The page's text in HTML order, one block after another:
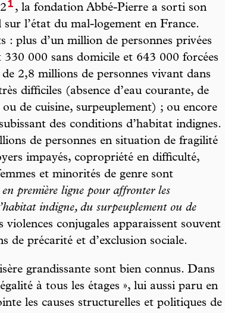
1 , la fondation Abbé-Pierre a sorti son
l’état du mal-logement en France.
: plus d’un million de personnes privées
000 sans domicile et 643 000 forcées
2,8 millions de personnes vivant dans
difficiles (absence d’eau courante, de
de cuisine, surpeuplement) ; ou encore
des conditions d’habitat indignes.
de personnes en situation de fragilité
impayés, copropriété en difficulté,
et minorités de genre sont
en première ligne pour affronter les
indigne, du surpeuplement ou de
violences conjugales apparaissent souvent
de précarité et d’exclusion sociale.
grandissante sont bien connus. Dans
à tous les étages », lui aussi paru en
les causes structurelles et politiques de